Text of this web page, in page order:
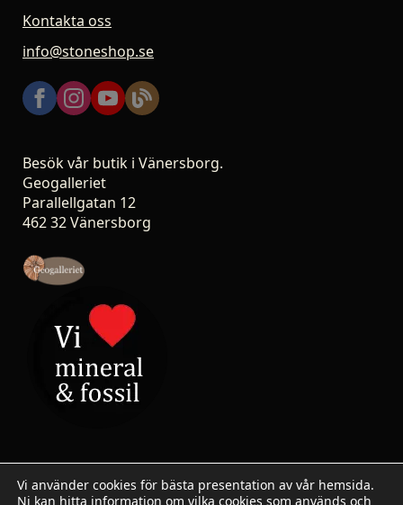
Kontakta oss
info@stoneshop.se
Besök vår butik i Vänersborg.
Geogalleriet
Parallellgatan 12
462 32 Vänersborg
Vi använder cookies för bästa presentation av vår hemsida.
Ni kan hitta information om vilka cookies som används och